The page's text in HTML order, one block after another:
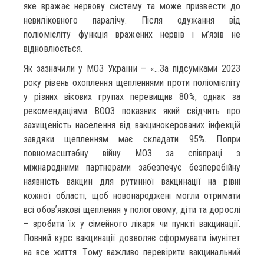
яке вражає нервову систему та може призвести до
невиліковного паралічу. Після одужання від
поліомієліту функція вражених нервів і м’язів не
відновлюється.
Як зазначили у МОЗ України – «…За підсумками 2023
року рівень охоплення щепленнями проти поліомієліту
у різних вікових групах перевищив 80%, однак за
рекомендаціями ВООЗ показник який свідчить про
захищеність населення від вакцинокерованих інфекцій
завдяки щепленням має складати 95%. Попри
повномасштабну війну МОЗ за співпраці з
міжнародними партнерами забезпечує безперебійну
наявність вакцин для рутинної вакцинації на рівні
кожної області, щоб новонароджені могли отримати
всі обовʼязкові щеплення у пологовому, діти та дорослі
– зробити їх у сімейного лікаря чи пункті вакцинації.
Повний курс вакцинації дозволяє сформувати імунітет
на все життя. Тому важливо перевірити вакцинальний